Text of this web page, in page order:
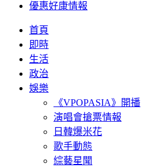
優惠好康情報
首頁
即時
生活
政治
娛樂
《VPOPASIA》開播
演唱會搶票情報
日韓爆米花
歌手動態
綜藝星聞